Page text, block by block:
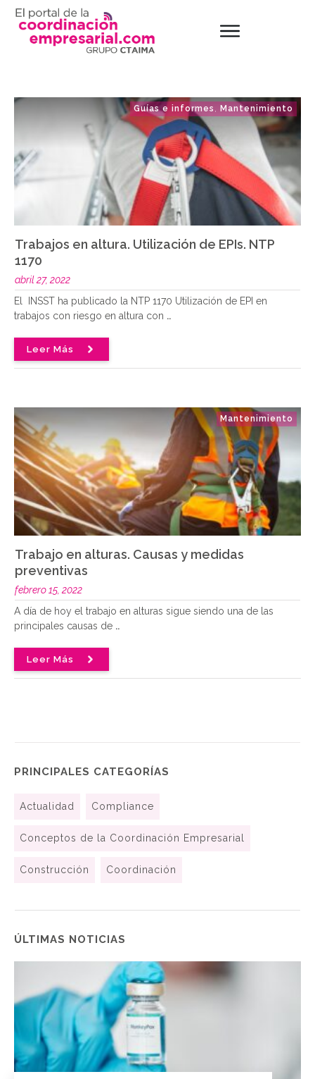
Guías e informes , Mantenimiento
Trabajos en altura. Utilización de EPIs. NTP
1170
abril 27, 2022
El INSST ha publicado la NTP 1170 Utilización de EPI en
trabajos con riesgo en altura con ..
Leer Más
Mantenimiento
Trabajo en alturas. Causas y medidas
preventivas
febrero 15, 2022
A día de hoy el trabajo en alturas sigue siendo una de las
principales causas de ..
Leer Más
PRINCIPALES CATEGORÍAS
Actualidad Compliance
Conceptos de la Coordinación Empresarial
Construcción Coordinación
ÚLTIMAS NOTICIAS